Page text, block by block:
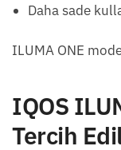
Daha sade
ILUMA ONE
IQOS
Tercih